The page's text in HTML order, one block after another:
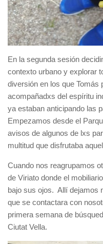
En la segunda sesión
contexto urbano y explorar
diversión en los que Tomás
acompañadxs del espíritu
ya estaban anticipando las
Empezamos desde el
avisos de algunos de lxs
multitud que disfrutaba
Cuando nos reagrupamos
de Viriato donde el
bajo sus ojos. Allí dejamos
que se contactara con
primera semana de
Ciutat Vella.